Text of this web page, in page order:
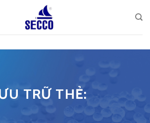
TRỮ THẺ: